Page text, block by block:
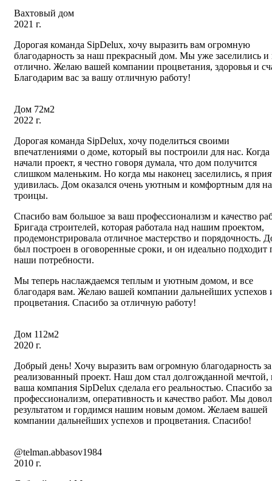
Вахтовый дом
2021 г.
Дорогая команда SipDelux, хочу выразить вам огромную
благодарность за наш прекрасный дом. Мы уже заселились и
отлично. Желаю вашей компании процветания, здоровья и
Благодарим вас за вашу отличную работу!
Дом 72м2
2022 г.
Дорогая команда SipDelux, хочу поделиться своими
впечатлениями о доме, который вы построили для нас.
начали проект, я честно говоря думала, что дом получится
слишком маленьким. Но когда мы наконец заселились, я
удивилась. Дом оказался очень уютным и комфортным для
троицы.
Спасибо вам большое за ваш профессионализм и качество
Бригада строителей, которая работала над нашим проектом,
продемонстрировала отличное мастерство и порядочность.
был построен в оговоренные сроки, и он идеально подходит
наши потребности.
Мы теперь наслаждаемся теплым и уютным домом, и все
благодаря вам. Желаю вашей компании дальнейших успехов
процветания. Спасибо за отличную работу!
Дом 112м2
2020 г.
Добрый день! Хочу выразить вам огромную благодарность за
реализованный проект. Наш дом стал долгожданной мечтой,
ваша компания SipDelux сделала его реальностью. Спасибо за
профессионализм, оперативность и качество работ. Мы
результатом и гордимся нашим новым домом. Желаем вашей
компании дальнейших успехов и процветания. Спасибо!
@telman.abbasov1984
2010 г.